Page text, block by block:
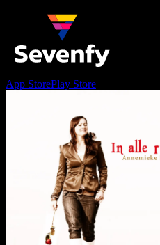
App StorePlay Store